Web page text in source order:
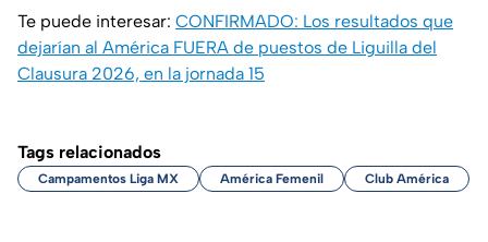
Te puede interesar: CONFIRMADO: Los resultados que
dejarían al América FUERA de puestos de Liguilla del
Clausura 2026, en la jornada 15
Tags relacionados
Campamentos Liga MX América Femenil Club América